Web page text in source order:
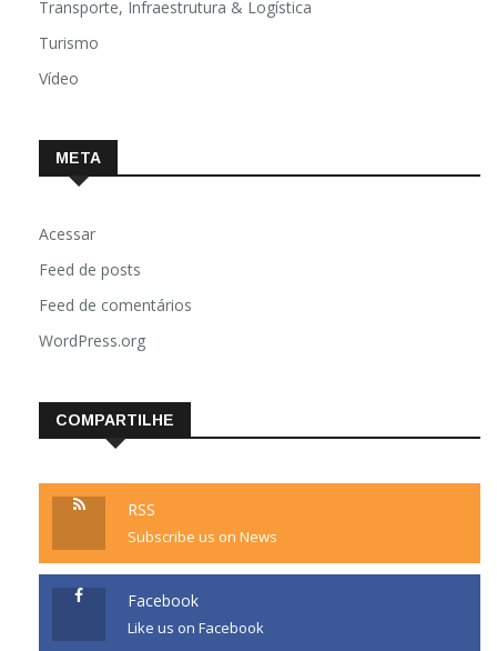
Transporte, Infraestrutura & Logística
Turismo
Vídeo
META
Acessar
Feed de posts
Feed de comentários
WordPress.org
COMPARTILHE
RSS
Subscribe us on News
Facebook
Like us on Facebook